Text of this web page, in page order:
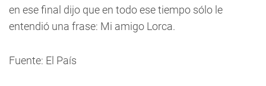
en ese final dijo que en todo ese tiempo sólo le
entendió una frase: Mi amigo Lorca.
Fuente: El País